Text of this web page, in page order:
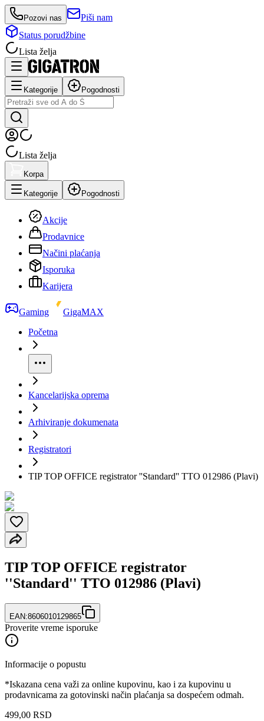
Pozovi nas
Piši nam
Status porudžbine
Lista želja
Kategorije Pogodnosti
Lista želja
Korpa
Kategorije Pogodnosti
Akcije
Prodavnice
Načini plaćanja
Isporuka
Karijera
Gaming
GigaMAX
Početna
Kancelarijska oprema
Arhiviranje dokumenata
Registratori
TIP TOP OFFICE registrator ''Standard'' TTO 012986 (Plavi)
TIP TOP OFFICE registrator
''Standard'' TTO 012986 (Plavi)
EAN:8606010129865
Proverite vreme isporuke
Informacije o popustu
*Iskazana cena važi za online kupovinu, kao i za kupovinu u
prodavnicama za gotovinski način plaćanja sa dospećem odmah.
499,00 RSD